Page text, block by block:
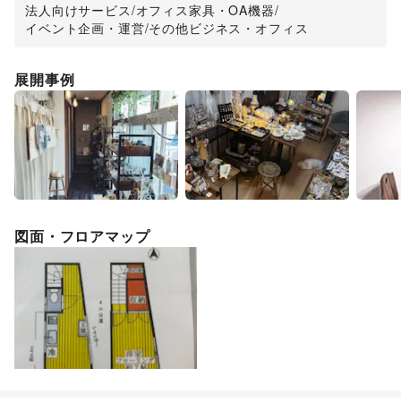
法人向けサービス/オフィス家具・OA機器/
イベント企画・運営/その他ビジネス・オフィス
展開事例
図面・フロアマップ